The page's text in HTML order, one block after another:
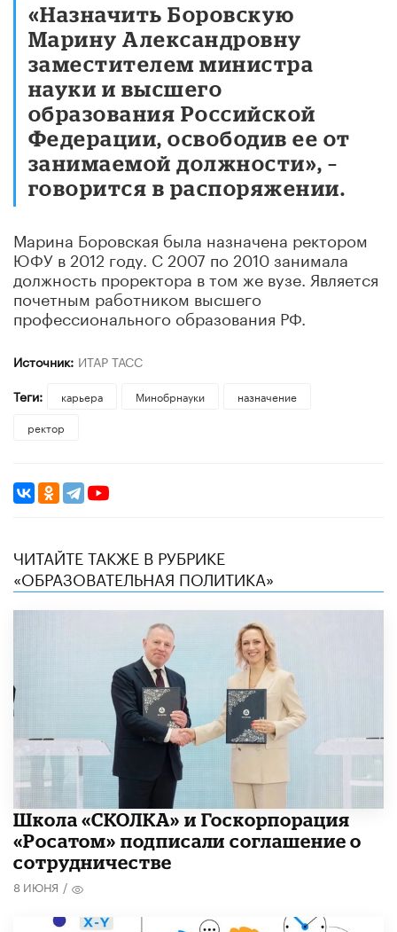
«Назначить Боровскую
Марину Александровну
заместителем министра
науки и высшего
образования Российской
Федерации, освободив ее от
занимаемой должности», –
говорится в распоряжении.
Марина Боровская была назначена ректором
ЮФУ в 2012 году. С 2007 по 2010 занимала
должность проректора в том же вузе. Является
почетным работником высшего
профессионального образования РФ.
Источник: ИТАР ТАСС
Теги:
карьера Минобрнауки
назначение
ректор
ЧИТАЙТЕ ТАКЖЕ В РУБРИКЕ
«ОБРАЗОВАТЕЛЬНАЯ ПОЛИТИКА»
Школа «СКОЛКА» и Госкорпорация
«Росатом» подписали соглашение о
сотрудничестве
8 ИЮНЯ /